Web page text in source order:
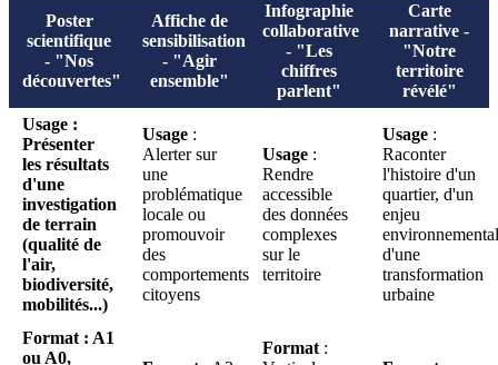
Poster
scientifique
- "Nos
découvertes"
Affiche de
sensibilisation
- "Agir
ensemble"
Infographie
collaborative
- "Les
chiffres
parlent"
Carte
narrative -
"Notre
territoire
révélé"
Usage :
Présenter
les résultats
d'une
investigation
de terrain
(qualité de
l'air,
biodiversité,
mobilités...)
Usage :
Alerter sur
une
problématique
locale ou
promouvoir
des
comportements
citoyens
Usage :
Rendre
accessible
des données
complexes
sur le
territoire
Usage :
Raconter
l'histoire d'un
quartier, d'un
enjeu
d'une
transformation
urbaine
Format : A1
ou A0,
Format :